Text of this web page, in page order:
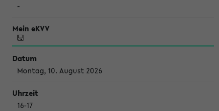
-
Montag, 10. August 2026
16-17